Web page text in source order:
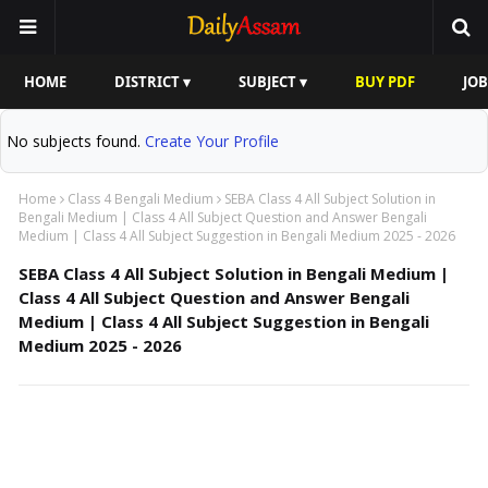
HOME DISTRICT ▾ SUBJECT ▾ BUY PDF
No subjects found. Create Your Profile
Home Class 4 Bengali Medium
SEBA Class 4 All Subject Solution in
Bengali Medium | Class 4 All Subject Question and Answer Bengali
Medium | Class 4 All Subject Suggestion in Bengali Medium 2025 - 2026
SEBA Class 4 All Subject Solution in Bengali Medium |
Class 4 All Subject Question and Answer Bengali
Medium | Class 4 All Subject Suggestion in Bengali
Medium 2025 - 2026